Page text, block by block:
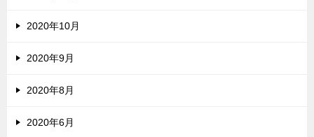
2020年10月
2020年9月
2020年8月
2020年6月